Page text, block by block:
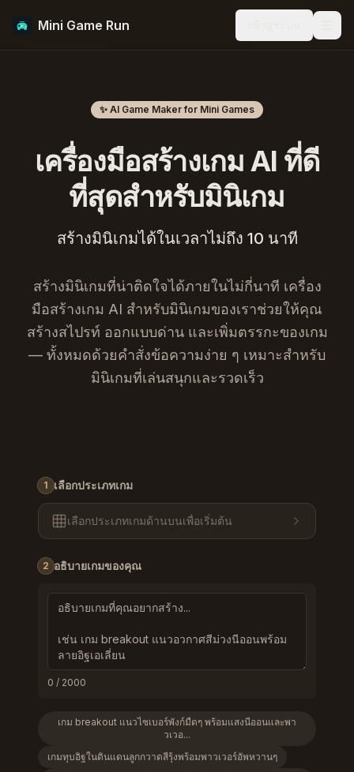
Mini Game Run
✨ AI Game Maker for Mini Games
เครื่องมือสร้างเกม AI ที่ดี
ที่สุดสำหรับมินิเกม
สร้างมินิเกมได้ในเวลาไม่ถึง 10 นาที
สร้างมินิเกมที่น่าติดใจได้ภายในไม่กี่นาที เครื่อง
มือสร้างเกม AI สำหรับมินิเกมของเราช่วยให้คุณ
สร้างสไปรท์ ออกแบบด่าน และเพิ่มตรรกะของเกม
— ทั้งหมดด้วยคำสั่งข้อความง่าย ๆ เหมาะสำหรับ
มินิเกมที่เล่นสนุกและรวดเร็ว
1 เลือกประเภทเกม
เลือกประเภทเกมด้านบนเพื่อเริ่มต้น
2 อธิบายเกมของคุณ
0 / 2000
เกม breakout แนวไซเบอร์พังก์มืดๆ พร้อมแสงนีออนและพา
วเวอ...
เกมทุบอิฐในดินแดนลูกกวาดสีรุ้งพร้อมพาวเวอร์อัพหวานๆ